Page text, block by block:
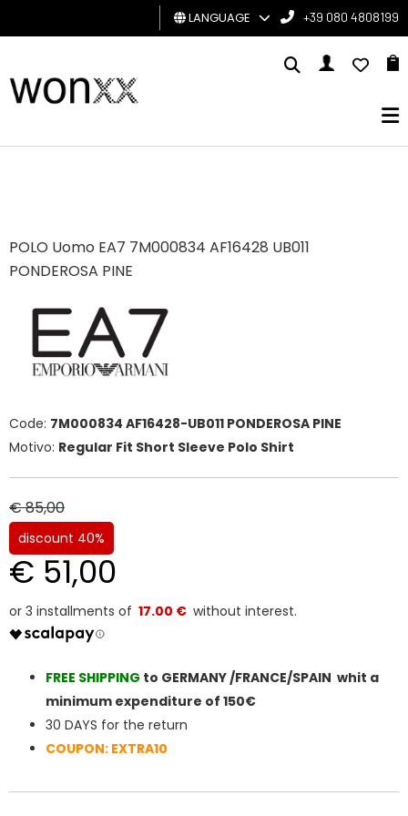
MAN
LANGUAGE +39 080 4808199
POLO Uomo EA7 7M000834 AF16428 UB011
PONDEROSA PINE
Code: 7M000834 AF16428-UB011 PONDEROSA PINE
Motivo: Regular Fit Short Sleeve Polo Shirt
€ 85,00
discount 40%
€ 51,00
17.00 €
FREE SHIPPING to GERMANY /FRANCE/SPAIN whit a
minimum expenditure of 150€
30 DAYS for the return
COUPON: EXTRA10